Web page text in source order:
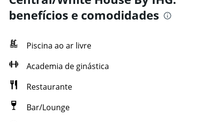
benefícios e comodidades
Piscina ao ar livre
Academia de ginástica
Restaurante
Bar/Lounge